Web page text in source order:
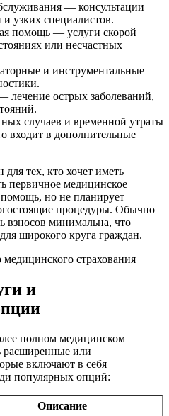
— консультации
узких специалистов.
помощь — услуги скорой
или несчастных
и инструментальные
лечение острых заболеваний,
случаев и временной утраты
входит в дополнительные
тех, кто хочет иметь
первичное медицинское
но не планирует
процедуры. Обычно
взносов минимальна, что
широкого круга граждан.
и
полном медицинском
расширенные или
включают в себя
популярных опций:
Описание